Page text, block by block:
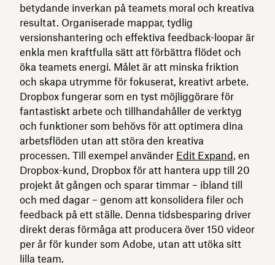
betydande inverkan på teamets moral och kreativa
resultat. Organiserade mappar, tydlig
versionshantering och effektiva feedback-loopar är
enkla men kraftfulla sätt att förbättra flödet och
öka teamets energi. Målet är att minska friktion
och skapa utrymme för fokuserat, kreativt arbete.
Dropbox fungerar som en tyst möjliggörare för
fantastiskt arbete och tillhandahåller de verktyg
och funktioner som behövs för att optimera dina
arbetsflöden utan att störa den kreativa
processen. Till exempel använder Edit Expand, en
Dropbox-kund, Dropbox för att hantera upp till 20
projekt åt gången och sparar timmar – ibland till
och med dagar – genom att konsolidera filer och
feedback på ett ställe. Denna tidsbesparing driver
direkt deras förmåga att producera över 150 videor
per år för kunder som Adobe, utan att utöka sitt
lilla team.